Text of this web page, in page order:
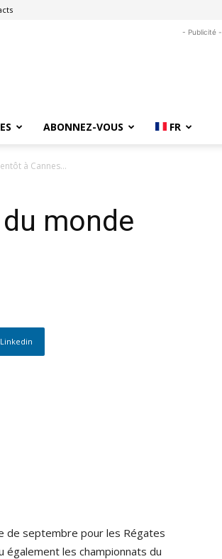
- Publicité -
ABONNEZ-VOUS FR
à Cannes…
monde
Linkedin
de septembre pour les Régates
également les championnats du